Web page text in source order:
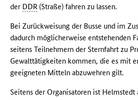
der DDR (Straße) fahren zu lassen.
Bei Zurückweisung der Busse und im
dadurch möglicherweise entstehenden
seitens Teilnehmern der Sternfahrt zu
Gewalttätigkeiten kommen, die es mit
geeigneten Mitteln abzuwehren gilt.
Seitens der Organisatoren ist